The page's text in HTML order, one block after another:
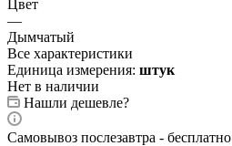
Цвет
—
Дымчатый
Все характеристики
Единица измерения: штук
Нет в наличии
Нашли дешевле?
Самовывоз послезавтра - бесплатно